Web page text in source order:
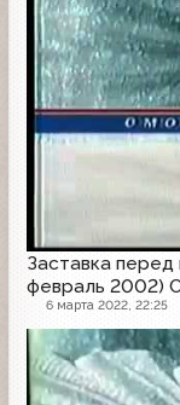
Заставка
февраль 2002)
6 марта 2022, 22:25
Заставка анонсов